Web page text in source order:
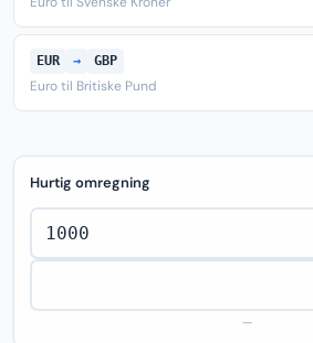
EUR → GBP
Euro til Britiske Pund
Hurtig omregning
—